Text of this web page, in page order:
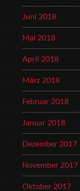
Juni 2018
Mai 2018
April 2018
März 2018
Februar 2018
Januar 2018
Dezember 2017
November 2017
Oktober 2017